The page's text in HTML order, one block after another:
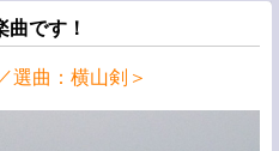
です！
選曲：横山剣＞